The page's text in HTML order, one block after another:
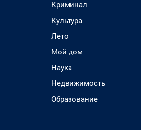
Криминал
Культура
Лето
Мой дом
Наука
Недвижимость
Образование